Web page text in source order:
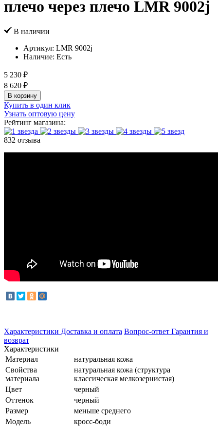
плечо через плечо LMR 9002j
В наличии
Артикул: LMR 9002j
Наличие: Есть
5 230 ₽
8 620 ₽
В корзину
Купить в один клик
Узнать оптовую цену
Рейтинг магазина:
832 отзыва
Характеристики Доставка и оплата Вопрос-ответ Гарантия и
возврат
Характеристики
Материал
натуральная кожа
Свойства
материала
натуральная кожа (структура
классическая мелкозернистая)
Цвет
черный
Оттенок
черный
Размер
меньше среднего
Модель
кросс-боди